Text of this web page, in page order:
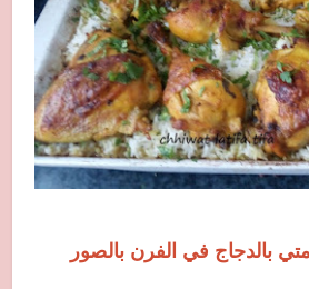
بالدجاج في الفرن بالصور